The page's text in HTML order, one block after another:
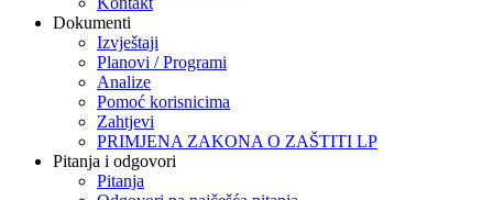
Dokumenti
Izvještaji
Planovi / Programi
Analize
Pomoć korisnicima
Zahtjevi
PRIMJENA ZAKONA O ZAŠTITI LP
Pitanja i odgovori
Pitanja